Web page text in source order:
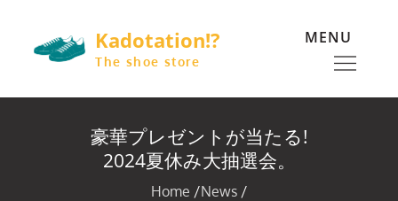
content
Kadotation!?
The shoe store
MENU
豪華プレゼントが当たる!
2024夏休み大抽選会。
Home
News